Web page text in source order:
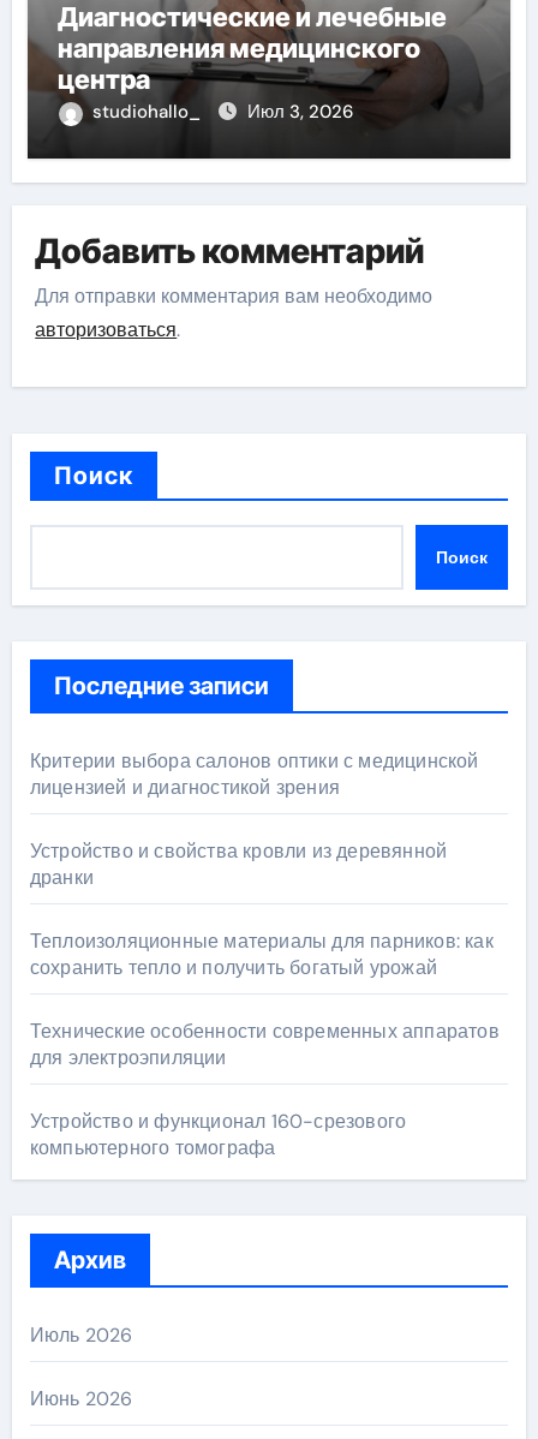
Диагностические и лечебные
направления медицинского
центра
studiohallo_ Июл 3, 2026
Добавить комментарий
Для отправки комментария вам необходимо
авторизоваться.
Поиск
Поиск
Последние записи
Критерии выбора салонов оптики с медицинской
лицензией и диагностикой зрения
Устройство и свойства кровли из деревянной
дранки
Теплоизоляционные материалы для парников: как
сохранить тепло и получить богатый урожай
Технические особенности современных аппаратов
для электроэпиляции
Устройство и функционал 160-срезового
компьютерного томографа
Архив
Июль 2026
Июнь 2026